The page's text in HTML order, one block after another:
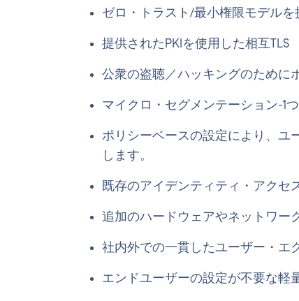
ゼロ・トラスト/最小権限モデル
提供されたPKIを使用した相互TLS
公衆の盗聴／ハッキングのために
マイクロ・セグメンテーション-1
ポリシーベースの設定により、ユ
します。
既存のアイデンティティ・アクセ
追加のハードウェアやネットワー
社内外での一貫したユーザー・エ
エンドユーザーの設定が不要な軽